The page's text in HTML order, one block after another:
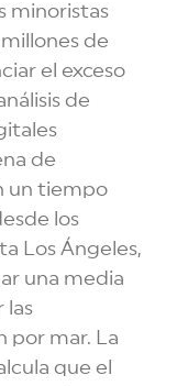
minoristas
de
el exceso
de
de
un tiempo
los
Los Ángeles,
una media
las
por mar. La
que el